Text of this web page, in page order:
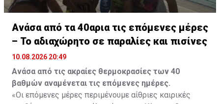
Ανάσα από τα 40αρια τις επόμενες μέρες
– Το αδιαχώρητο σε παραλίες και πισίνες
10.08.2026 20:49
Ανάσα από τις ακραίες θερμοκρασίες των 40
βαθμών αναμένεται τις επόμενες ημέρες.
«Οι επόμενες μέρες περιμένουμε αίθριες καιρικές